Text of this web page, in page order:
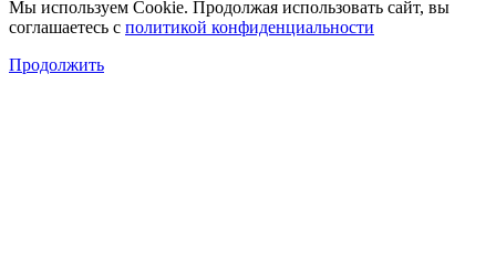
Мы используем Cookie. Продолжая использовать сайт, вы
соглашаетесь с политикой конфиденциальности
Продолжить